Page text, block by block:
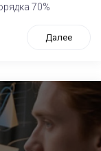
70%
Далее